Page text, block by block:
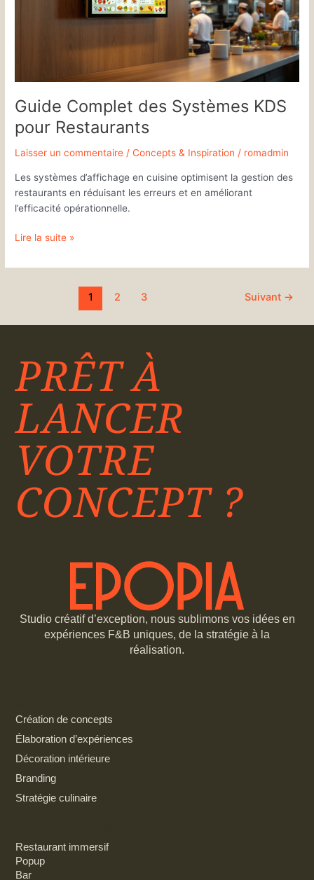
Guide Complet des Systèmes KDS
pour Restaurants
Laisser un commentaire /Concepts & Inspiration / romadmin
Les systèmes d’affichage en cuisine optimisent la gestion des
restaurants en réduisant les erreurs et en améliorant
l’efficacité opérationnelle.
Restaurants
Lire la suite »
1 2 3 Suivant →
PRÊT À
LANCER
VOTRE
CONCEPT ?
Studio créatif d’exception, nous sublimons vos idées en
expériences F&B uniques, de la stratégie à la
réalisation.
Création de concepts
Élaboration d’expériences
Décoration intérieure
Branding
Stratégie culinaire
Restaurant immersif
Popup
Bar